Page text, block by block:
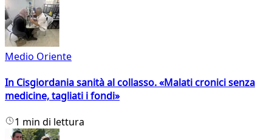
Medio Oriente
In Cisgiordania sanità al collasso. «Malati cronici senza
medicine, tagliati i fondi»
1 min di lettura